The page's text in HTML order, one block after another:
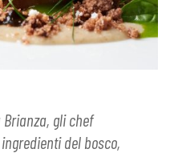
gli chef
del bosco,